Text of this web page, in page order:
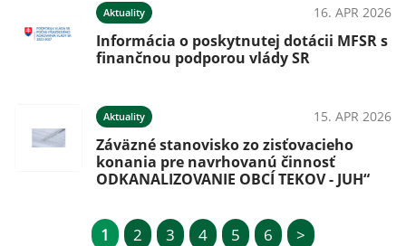
Aktuality 16. APR 2026
Informácia o poskytnutej dotácii MFSR s
finančnou podporou vlády SR
Aktuality 15. APR 2026
Záväzné stanovisko zo zisťovacieho
konania pre navrhovanú činnosť
ODKANALIZOVANIE OBCÍ TEKOV - JUH“
1 2 3 4 5 6 >